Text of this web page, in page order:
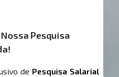
Pesquisa
de Pesquisa Salarial